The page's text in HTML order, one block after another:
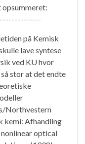
på Kemisk
lave syntese
ved KU hvor
stor at det endte
Northvestern
kemi: Afhandling
optical